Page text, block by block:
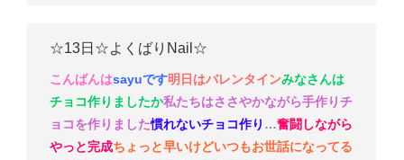
☆13日☆よくばりNail☆
こんばんはsayuです明日はバレンタインみなさんは
チョコ作りましたか私たちはささやかながら手作りチ
ョコを作りました慣れないチョコ作り …奮闘しながら
やっと完成ちょっと早いけどいつもお世話になってる